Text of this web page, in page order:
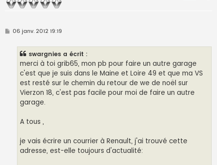
M
06 janv. 2012 19:19
swargnies a écrit :
merci à toi grib65, mon pb pour faire un autre garage
c'est que je suis dans le Maine et Loire 49 et que ma VS
est resté sur le chemin du retour de we de noël sur
Vierzon 18, c'est pas facile pour moi de faire un autre
garage.
A tous ,
je vais écrire un courrier à Renault, j'ai trouvé cette
adresse, est-elle toujours d'actualité: